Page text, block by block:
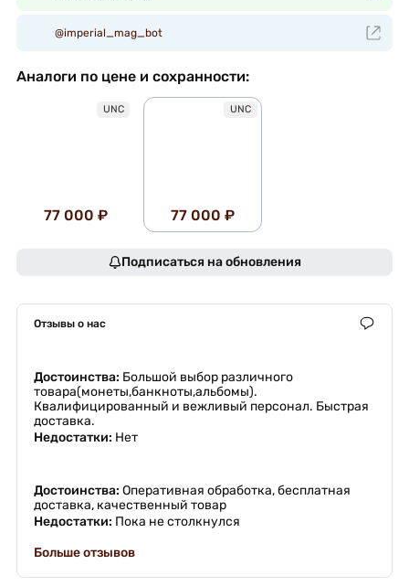
@imperial_mag_bot
Аналоги по цене и сохранности:
UNC
77 000 ₽
UNC
77 000 ₽
Подписаться на обновления
Отзывы о нас
Достоинства: Большой выбор различного
товара(монеты,банкноты,альбомы).
Квалифицированный и вежливый персонал. Быстрая
доставка.
Недостатки: Нет
Достоинства: Оперативная обработка, бесплатная
доставка, качественный товар
Недостатки: Пока не столкнулся
Больше отзывов